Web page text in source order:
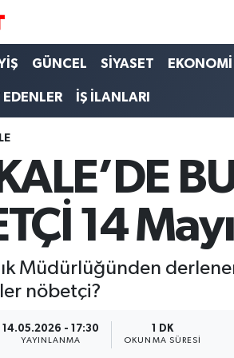
GÜNCEL SİYASET EKONOMİ
EDENLER İŞ İLANLARI
14
Müdürlüğünden
nöbetçi?
14.05.2026 - 17:30
YAYINLANMA
1 DK
OKUNMA SÜRESI